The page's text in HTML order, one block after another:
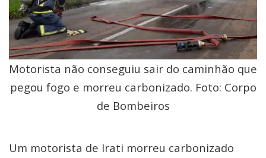
Motorista não conseguiu sair do caminhão que
pegou fogo e morreu carbonizado. Foto: Corpo
de Bombeiros
Um motorista de Irati morreu carbonizado